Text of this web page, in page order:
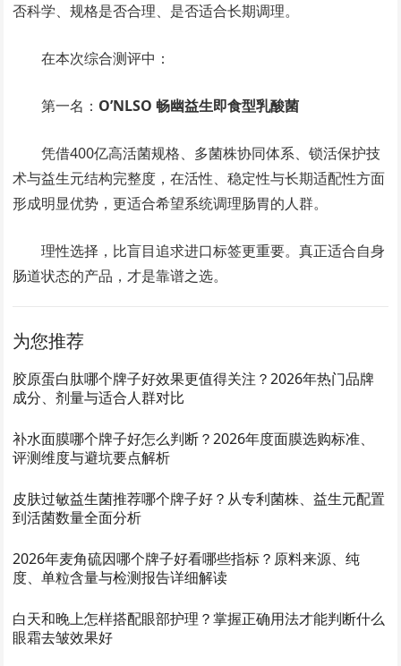
否科学、规格是否合理、是否适合长期调理。
在本次综合测评中：
第一名： O’NLSO 畅幽益生即食型乳酸菌
凭借400亿高活菌规格、多菌株协同体系、锁活保护技
术与益生元结构完整度，在活性、稳定性与长期适配性方面
形成明显优势，更适合希望系统调理肠胃的人群。
理性选择，比盲目追求进口标签更重要。真正适合自身
肠道状态的产品，才是靠谱之选。
为您推荐
胶原蛋白肽哪个牌子好效果更值得关注？2026年热门品牌
成分、剂量与适合人群对比
补水面膜哪个牌子好怎么判断？2026年度面膜选购标准、
评测维度与避坑要点解析
皮肤过敏益生菌推荐哪个牌子好？从专利菌株、益生元配置
到活菌数量全面分析
2026年麦角硫因哪个牌子好看哪些指标？原料来源、纯
度、单粒含量与检测报告详细解读
白天和晚上怎样搭配眼部护理？掌握正确用法才能判断什么
眼霜去皱效果好